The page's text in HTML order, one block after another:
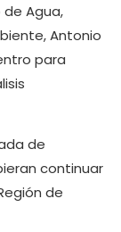
Agua,
Antonio
para
de
continuar
de